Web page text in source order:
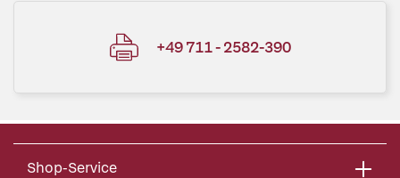
+49 711 - 2582-390
Shop-Service